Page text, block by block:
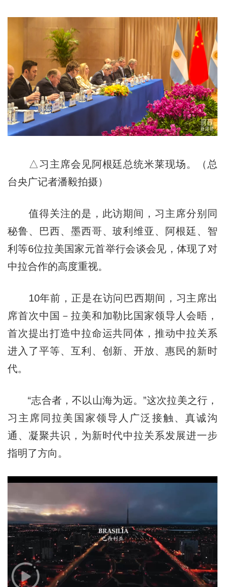
△习主席会见阿根廷总统米莱现场。（总
台央广记者潘毅拍摄）
值得关注的是，此访期间，习主席分别同
秘鲁、巴西、墨西哥、玻利维亚、阿根廷、智
利等6位拉美国家元首举行会谈会见，体现了对
中拉合作的高度重视。
10年前，正是在访问巴西期间，习主席出
席首次中国－拉美和加勒比国家领导人会晤，
首次提出打造中拉命运共同体，推动中拉关系
进入了平等、互利、创新、开放、惠民的新时
代。
“志合者，不以山海为远。”这次拉美之行，
习主席同拉美国家领导人广泛接触、真诚沟
通、凝聚共识，为新时代中拉关系发展进一步
指明了方向。